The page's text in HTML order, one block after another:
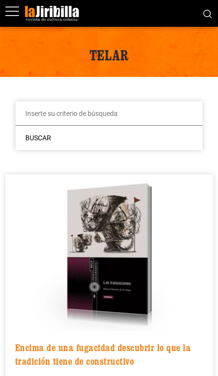
TELAR
BUSCAR
Encima de una fugacidad descubrir lo que la
tradición tiene de constructivo